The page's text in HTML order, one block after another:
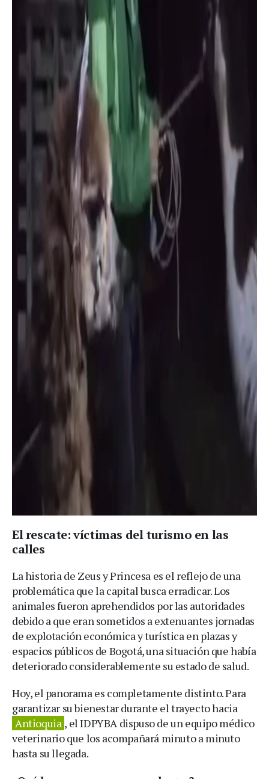
El rescate: víctimas del turismo en las
calles
La historia de Zeus y Princesa es el reflejo de una
problemática que la capital busca erradicar. Los
animales fueron aprehendidos por las autoridades
debido a que eran sometidos a extenuantes jornadas
de explotación económica y turística en plazas y
espacios públicos de Bogotá, una situación que había
deteriorado considerablemente su estado de salud.
Hoy, el panorama es completamente distinto. Para
garantizar su bienestar durante el trayecto hacia
Antioquia , el IDPYBA dispuso de un equipo médico
veterinario que los acompañará minuto a minuto
hasta su llegada.